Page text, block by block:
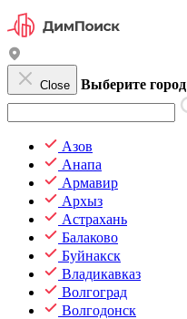
Close Выберите город
Азов
Анапа
Армавир
Архыз
Астрахань
Балаково
Буйнакск
Владикавказ
Волгоград
Волгодонск